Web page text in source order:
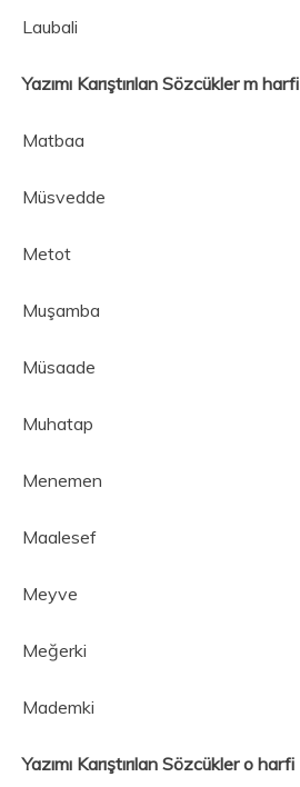
Laubali
Yazımı Karıştırılan Sözcükler m harfi
Matbaa
Müsvedde
Metot
Muşamba
Müsaade
Muhatap
Menemen
Maalesef
Meyve
Meğerki
Mademki
Yazımı Karıştırılan Sözcükler o harfi